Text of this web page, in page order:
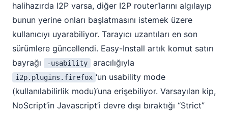
halihazırda I2P varsa, diğer I2P router’larını algılayıp
bunun yerine onları başlatmasını istemek üzere
kullanıcıyı uyarabiliyor. Tarayıcı uzantıları en son
sürümlere güncellendi. Easy-Install artık komut satırı
bayrağı
-usability aracılığıyla
i2p.plugins.firefox ‘un usability mode
(kullanılabilirlik modu)‘una erişebiliyor. Varsayılan kip,
NoScript’in Javascript’i devre dışı bıraktığı “Strict”